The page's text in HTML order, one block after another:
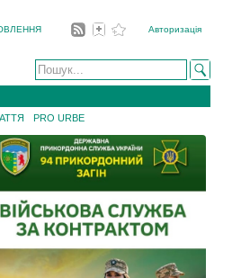
Авторизація
PRO URBE